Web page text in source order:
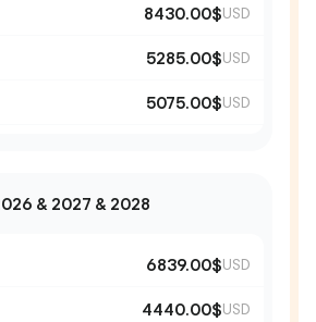
8430.00$USD
5285.00$USD
5075.00$USD
& 2027 & 2028
6839.00$USD
4440.00$USD